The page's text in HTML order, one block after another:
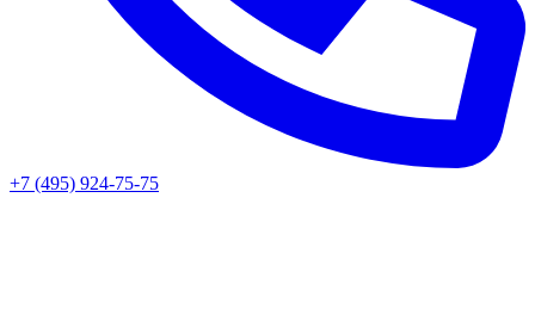
+7 (495) 924-75-75